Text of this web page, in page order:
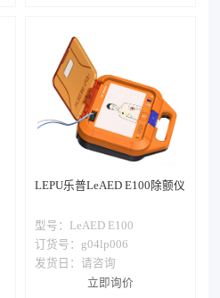
LEPU乐普LeAED E100除颤仪
型号： LeAED E100
订货号：g04lp006
发货日： 请咨询
立即询价